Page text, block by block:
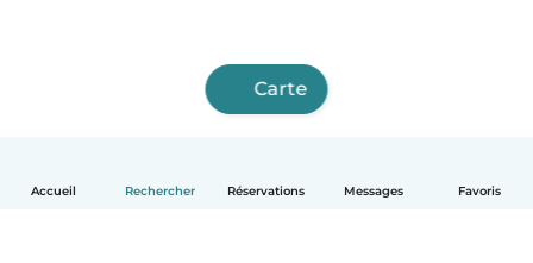
Accueil Rechercher Réservations Messages Favoris
Carte